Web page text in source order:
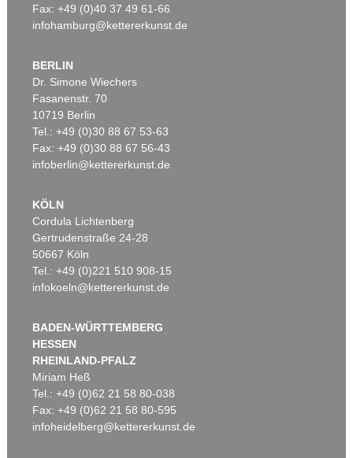
Fax: +49 (0)40 37 49 61-66
infohamburg@kettererkunst.de
BERLIN
Dr. Simone Wiechers
Fasanenstr. 70
10719 Berlin
Tel.: +49 (0)30 88 67 53-63
Fax: +49 (0)30 88 67 56-43
infoberlin@kettererkunst.de
KÖLN
Cordula Lichtenberg
Gertrudenstraße 24-28
50667 Köln
Tel.: +49 (0)221 510 908-15
infokoeln@kettererkunst.de
BADEN-WÜRTTEMBERG
HESSEN
RHEINLAND-PFALZ
Miriam Heß
Tel.: +49 (0)62 21 58 80-038
Fax: +49 (0)62 21 58 80-595
infoheidelberg@kettererkunst.de